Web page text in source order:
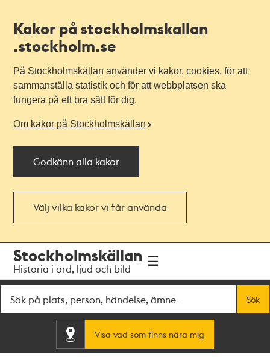
Kakor på stockholmskallan
.stockholm.se
På Stockholmskällan använder vi kakor, cookies, för att
sammanställa statistik och för att webbplatsen ska
fungera på ett bra sätt för dig.
Om kakor på Stockholmskällan
Godkänn alla kakor
Välj vilka kakor vi får använda
navigationen
huvudinnehållet
Stockholmskällan
Historia i ord, ljud och bild
Sök
Visa vad som finns nära mig